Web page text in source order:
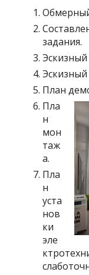
задания.
План
Пла
н
мон
таж
а.
Пла
н
уста
нов
ки
эле